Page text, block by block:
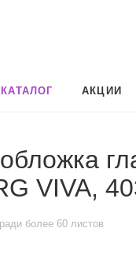
КАТАЛОГ АКЦИИ
VIVA,
более 60 листов